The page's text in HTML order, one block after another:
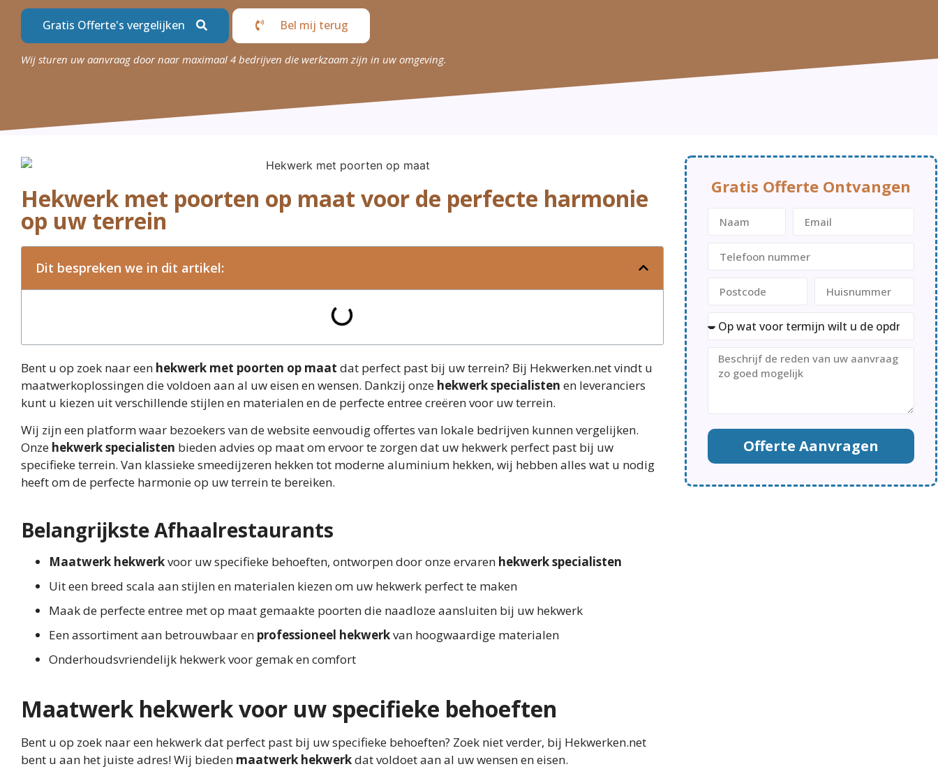
Gratis Offerte's vergelijken Bel mij terug
Wij sturen uw aanvraag door naar maximaal 4 bedrijven die werkzaam zijn in uw omgeving.
Hekwerk met poorten op maat voor de perfecte harmonie
op uw terrein
Dit bespreken we in dit artikel:
Bent u op zoek naar een hekwerk met poorten op maat dat perfect past bij uw terrein? Bij Hekwerken.net vindt u
maatwerkoplossingen die voldoen aan al uw eisen en wensen. Dankzij onze hekwerk specialisten en leveranciers
kunt u kiezen uit verschillende stijlen en materialen en de perfecte entree creëren voor uw terrein.
Wij zijn een platform waar bezoekers van de website eenvoudig offertes van lokale bedrijven kunnen vergelijken.
Onze hekwerk specialisten bieden advies op maat om ervoor te zorgen dat uw hekwerk perfect past bij uw
specifieke terrein. Van klassieke smeedijzeren hekken tot moderne aluminium hekken, wij hebben alles wat u nodig
heeft om de perfecte harmonie op uw terrein te bereiken.
Belangrijkste Afhaalrestaurants
Maatwerk hekwerkvoor uw specifieke behoeften, ontworpen door onze ervaren hekwerk specialisten
Uit een breed scala aan stijlen en materialen kiezen om uw hekwerk perfect te maken
Maak de perfecte entree met op maat gemaakte poorten die naadloze aansluiten bij uw hekwerk
Een assortiment aan betrouwbaar en professioneel hekwerkvan hoogwaardige materialen
Onderhoudsvriendelijk hekwerk voor gemak en comfort
Maatwerk hekwerk voor uw specifieke behoeften
Bent u op zoek naar een hekwerk dat perfect past bij uw specifieke behoeften? Zoek niet verder, bij Hekwerken.net
bent u aan het juiste adres! Wij bieden maatwerk hekwerkdat voldoet aan al uw wensen en eisen.
Gratis Offerte Ontvangen
Offerte Aanvragen